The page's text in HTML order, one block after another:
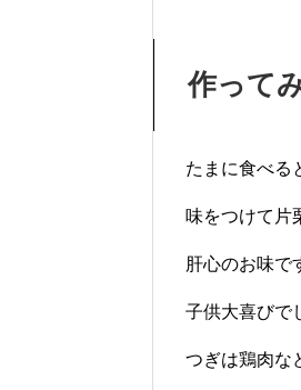
作って
たまに食べる
味をつけて片
肝心のお味で
子供大喜びで
つぎは鶏肉な